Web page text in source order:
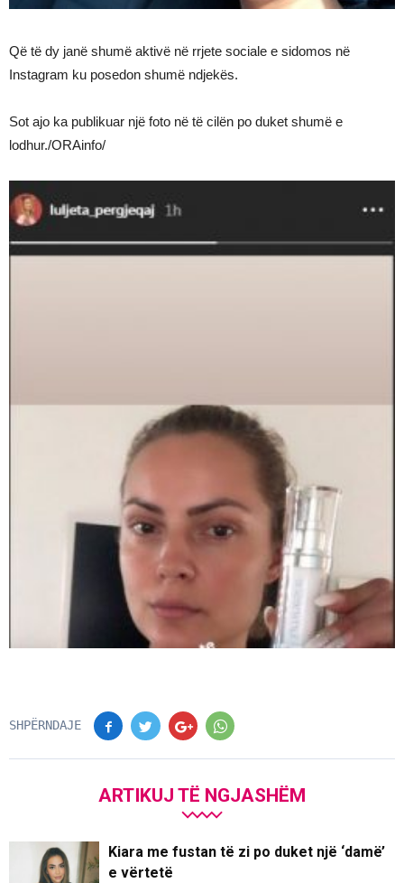
Që të dy janë shumë aktivë në rrjete sociale e sidomos në
Instagram ku posedon shumë ndjekës.
Sot ajo ka publikuar një foto në të cilën po duket shumë e
lodhur./ORAinfo/
SHPËRNDAJE
ARTIKUJ TË NGJASHËM
Kiara me fustan të zi po duket një ‘damë’
e vërtetë